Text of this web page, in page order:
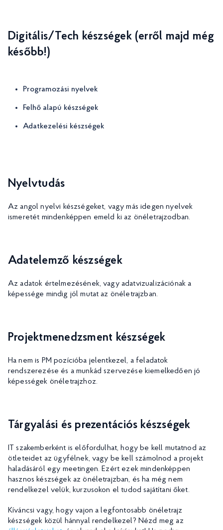
Digitális/Tech készségek (erről majd még
később!)
Programozási nyelvek
Felhő alapú készségek
Adatkezelési készségek
Nyelvtudás
Az angol nyelvi készségeket, vagy más idegen nyelvek
ismeretét mindenképpen emeld ki az önéletrajzodban.
Adatelemző készségek
Az adatok értelmezésének, vagy adatvizualizációnak a
képessége mindig jól mutat az önéletrajzban.
Projektmenedzsment készségek
Ha nem is PM pozícióba jelentkezel, a feladatok
rendszerezése és a munkád szervezése kiemelkedően jó
képességek önéletrajzhoz.
Tárgyalási és prezentációs készségek
IT szakemberként is előfordulhat, hogy be kell mutatnod az
ötleteidet az ügyfélnek, vagy be kell számolnod a projekt
haladásáról egy meetingen. Ezért ezek mindenképpen
hasznos készségek az önéletrajzban, és ha még nem
rendelkezel velük, kurzusokon el tudod sajátítani őket.
Kíváncsi vagy, hogy vajon a legfontosabb önéletrajz
készségek közül hánnyal rendelkezel? Nézd meg az